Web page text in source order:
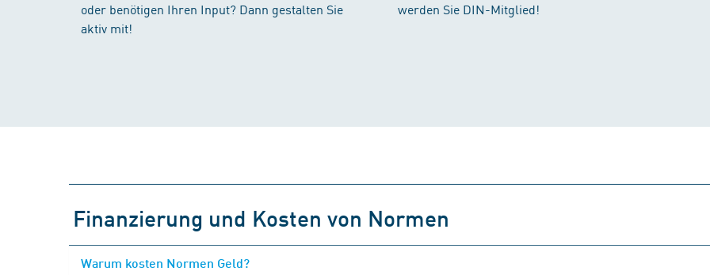
oder benötigen Ihren Input? Dann gestalten Sie
aktiv mit!
werden Sie DIN-Mitglied!
Finanzierung und Kosten von Normen
Warum kosten Normen Geld?